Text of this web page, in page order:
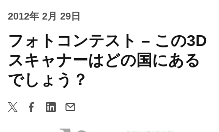
2012年 2月 29日
フォトコンテスト – この3D
スキャナーはどの国にある
でしょう？